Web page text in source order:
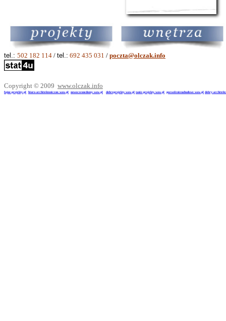
tel.: 502 182 114 / tel.: 692 435 031 / poczta@olczak.info
Copyright © 2009 www.olczak.info
fajne-projekty.pl biuro-architektoniczne.waw.pl nowoczesnedomy.waw.pl dobreprojekty.waw.pl tanie-projekty.waw.pl pozwolenienabudowe.waw.pl dobry-